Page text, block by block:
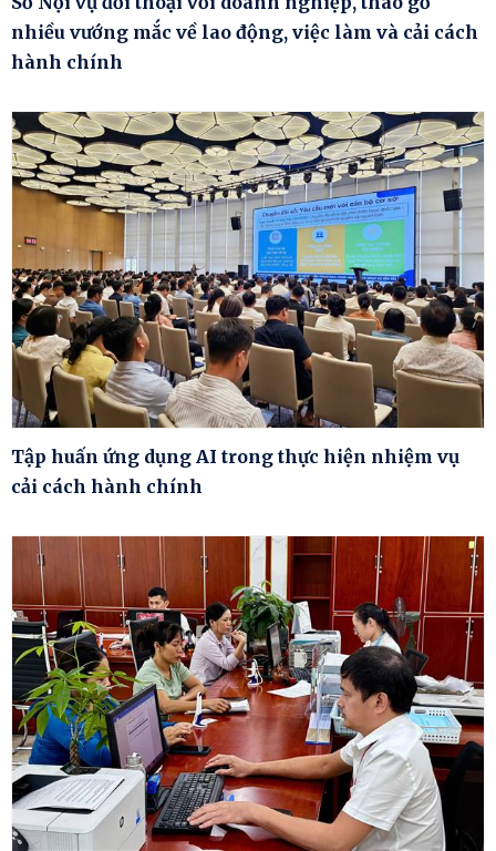
nhiều vướng mắc về lao động, việc làm và cải cách
hành chính
Tập huấn ứng dụng AI trong thực hiện nhiệm vụ
cải cách hành chính